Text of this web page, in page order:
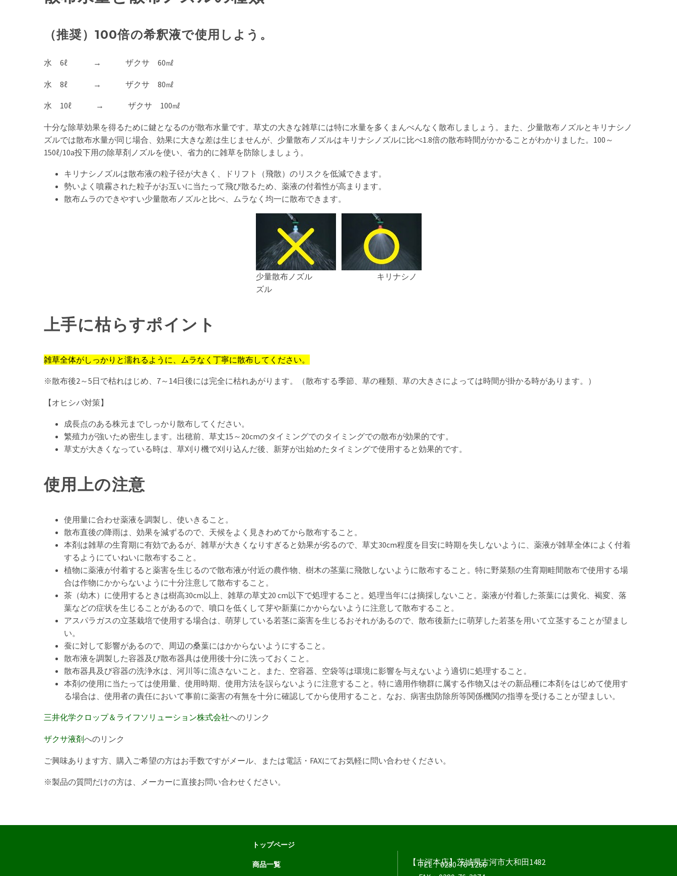
（推奨）100倍の希釈液で使用しよう。
水 6ℓ → ザクサ 60㎖
水 8ℓ → ザクサ 80㎖
水 10ℓ → ザクサ 100㎖
十分な除草効果を得るために鍵となるのが散布水量です。草丈の大きな雑草には特に水量を多くまんべんなく散布しましょう。また、少量散布ノズルとキリナシノ
ズルでは散布水量が同じ場合、効果に大きな差は生じませんが、少量散布ノズルはキリナシノズルに比べ1.8倍の散布時間がかかることがわかりました。100～
150ℓ/10a投下用の除草剤ノズルを使い、省力的に雑草を防除しましょう。
キリナシノズルは散布液の粒子径が大きく、ドリフト（飛散）のリスクを低減できます。
勢いよく噴霧された粒子がお互いに当たって飛び散るため、薬液の付着性が高まります。
散布ムラのできやすい少量散布ノズルと比べ、ムラなく均一に散布できます。
少量散布ノズル キリナシノ
ズル
上手に枯らすポイント
雑草全体がしっかりと濡れるように、ムラなく丁寧に散布してください。
※散布後2～5日で枯れはじめ、7～14日後には完全に枯れあがります。（散布する季節、草の種類、草の大きさによっては時間が掛かる時があります。）
【オヒシバ対策】
成長点のある株元までしっかり散布してください。
繁殖力が強いため密生します。出穂前、草丈15～20cmのタイミングでのタイミングでの散布が効果的です。
草丈が大きくなっている時は、草刈り機で刈り込んだ後、新芽が出始めたタイミングで使用すると効果的です。
使用上の注意
使用量に合わせ薬液を調製し、使いきること。
散布直後の降雨は、効果を減ずるので、天候をよく見きわめてから散布すること。
本剤は雑草の生育期に有効であるが、雑草が大きくなりすぎると効果が劣るので、草丈30cm程度を目安に時期を失しないように、薬液が雑草全体によく付着
するようにていねいに散布すること。
植物に薬液が付着すると薬害を生じるので散布液が付近の農作物、樹木の茎葉に飛散しないように散布すること。特に野菜類の生育期畦間散布で使用する場
合は作物にかからないように十分注意して散布すること。
茶（幼木）に使用するときは樹高30cm以上、雑草の草丈20 cm以下で処理すること。処理当年には摘採しないこと。薬液が付着した茶葉には黄化、褐変、落
葉などの症状を生じることがあるので、噴口を低くして芽や新葉にかからないように注意して散布すること。
アスパラガスの立茎栽培で使用する場合は、萌芽している若茎に薬害を生じるおそれがあるので、散布後新たに萌芽した若茎を用いて立茎することが望まし
い。
蚕に対して影響があるので、周辺の桑葉にはかからないようにすること。
散布液を調製した容器及び散布器具は使用後十分に洗っておくこと。
散布器具及び容器の洗浄水は、河川等に流さないこと。また、空容器、空袋等は環境に影響を与えないよう適切に処理すること。
本剤の使用に当たっては使用量、使用時期、使用方法を誤らないように注意すること。特に適用作物群に属する作物又はその新品種に本剤をはじめて使用す
る場合は、使用者の責任において事前に薬害の有無を十分に確認してから使用すること。なお、病害虫防除所等関係機関の指導を受けることが望ましい。
三井化学クロップ＆ライフソリューション株式会社へのリンク
ザクサ液剤へのリンク
ご興味あります方、購入ご希望の方はお手数ですがメール、または電話・FAXにてお気軽に問い合わせください。
※製品の質問だけの方は、メーカーに直接お問い合わせください。
トップページ
商品一覧 【古河本店】茨城県古河市大和田1482
TEL：0280-76-1266